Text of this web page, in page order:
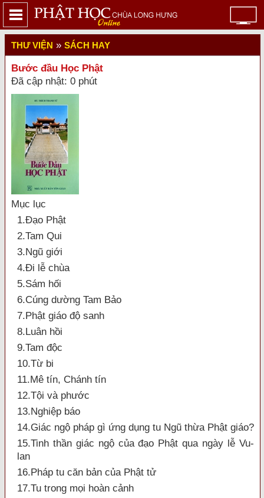
THƯ VIỆN » SÁCH HAY
Bước đầu Học Phật
Đã cập nhật: 0 phút
Mục lục
1.Ðạo Phật
2.Tam Qui
3.Ngũ giới
4.Đi lễ chùa
5.Sám hối
6.Cúng dường Tam Bảo
7.Phật giáo độ sanh
8.Luân hồi
9.Tam độc
10.Từ bi
11.Mê tín, Chánh tín
12.Tội và phước
13.Nghiệp báo
14.Giác ngộ pháp gì ứng dụng tu Ngũ thừa Phật giáo?
15.Tinh thần giác ngộ của đạo Phật qua ngày lễ Vu-
lan
16.Pháp tu căn bản của Phật tử
17.Tu trong mọi hoàn cảnh